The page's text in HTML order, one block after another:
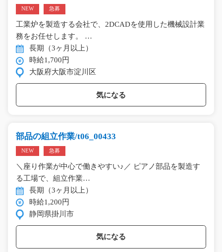
NEW 急募
工業炉を製造する会社で、2DCADを使用した機械設計業
務をお任せします。 …
長期（3ヶ月以上）
時給1,700円
大阪府大阪市淀川区
気になる
部品の組立作業/t06_00433
NEW 急募
＼座り作業が中心で働きやすい♪／ ピアノ部品を製造す
る工場で、組立作業…
長期（3ヶ月以上）
時給1,200円
静岡県掛川市
気になる